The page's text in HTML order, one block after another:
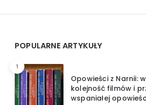
POPULARNE ARTYKUŁY
1
Opowieści z Narnii:
kolejność filmów i
wspaniałej